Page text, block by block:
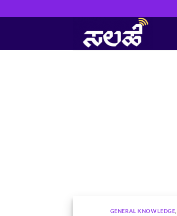
to
GENERAL KNOWLEDGE